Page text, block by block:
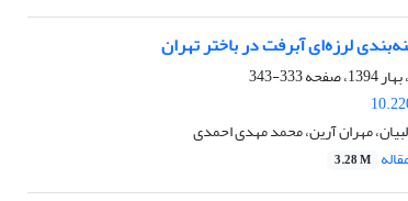
لرزه‌ای آبرفت در باختر تهران
333-343
مهران آرین، محمد مهدی احمدی
3.28 M